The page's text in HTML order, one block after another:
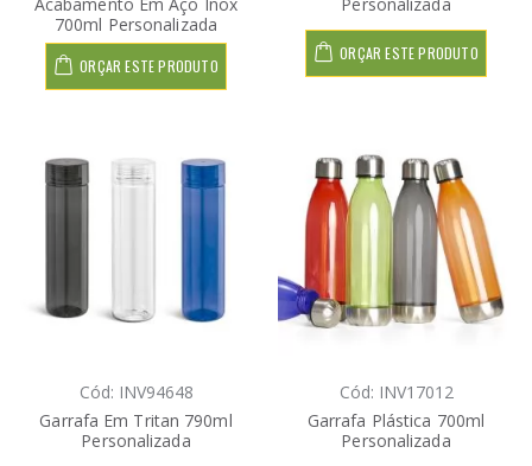
700ml Personalizada
ORÇAR ESTE PRODUTO
ORÇAR ESTE PRODUTO
Cód: INV94648
Garrafa Em Tritan 790ml
Personalizada
Cód: INV17012
Garrafa Plástica 700ml
Personalizada